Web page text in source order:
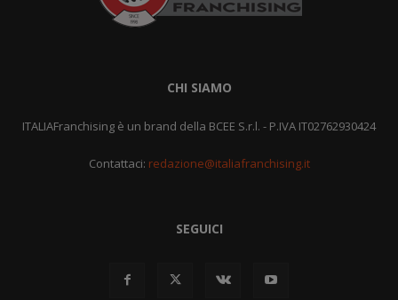
CHI SIAMO
ITALIAFranchising è un brand della BCEE S.r.l. - P.IVA IT02762930424
Contattaci: redazione@italiafranchising.it
SEGUICI